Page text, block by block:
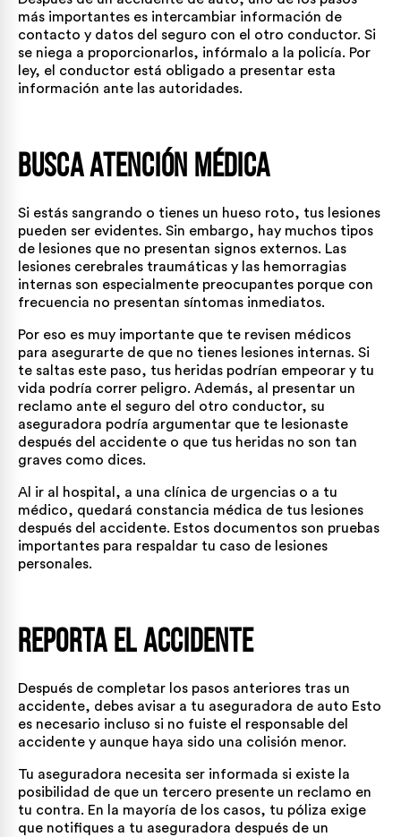
más importantes es intercambiar información de
contacto y datos del seguro con el otro conductor. Si
se niega a proporcionarlos, infórmalo a la policía. Por
ley, el conductor está obligado a presentar esta
información ante las autoridades.
Busca atención médica
Si estás sangrando o tienes un hueso roto, tus lesiones
pueden ser evidentes. Sin embargo, hay muchos tipos
de lesiones que no presentan signos externos. Las
lesiones cerebrales traumáticas y las hemorragias
internas son especialmente preocupantes porque con
frecuencia no presentan síntomas inmediatos.
Por eso es muy importante que te revisen médicos
para asegurarte de que no tienes lesiones internas. Si
te saltas este paso, tus heridas podrían empeorar y tu
vida podría correr peligro. Además, al presentar un
reclamo ante el seguro del otro conductor, su
aseguradora podría argumentar que te lesionaste
después del accidente o que tus heridas no son tan
graves como dices.
Al ir al hospital, a una clínica de urgencias o a tu
médico, quedará constancia médica de tus lesiones
después del accidente. Estos documentos son pruebas
importantes para respaldar tu caso de lesiones
personales.
Reporta el accidente
Después de completar los pasos anteriores tras un
accidente, debes avisar a tu aseguradora de auto Esto
es necesario incluso si no fuiste el responsable del
accidente y aunque haya sido una colisión menor.
Tu aseguradora necesita ser informada si existe la
posibilidad de que un tercero presente un reclamo en
tu contra. En la mayoría de los casos, tu póliza exige
que notifiques a tu aseguradora después de un